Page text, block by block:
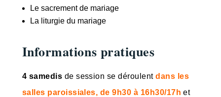
Le sacrement de mariage
La liturgie du mariage
Informations pratiques
4 samedis de session se déroulent dans les
salles paroissiales, de 9h30 à 16h30/17h et